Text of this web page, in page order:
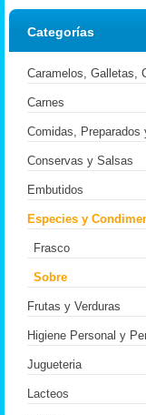
Categorías
Caramelos, Galletas,
Carnes
Comidas, Preparados
Conservas y Salsas
Embutidos
Especies y
Frasco
Sobre
Frutas y Verduras
Higiene Personal y
Jugueteria
Lacteos